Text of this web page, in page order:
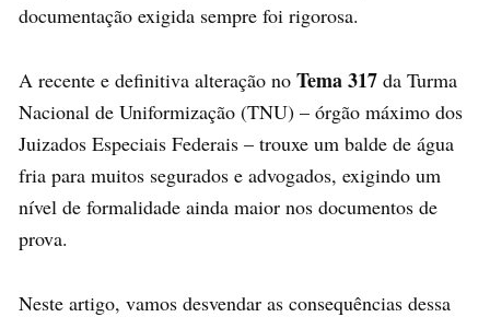
documentação exigida sempre foi rigorosa.
A recente e definitiva alteração no Tema 317 da Turma
Nacional de Uniformização (TNU) – órgão máximo dos
Juizados Especiais Federais – trouxe um balde de água
fria para muitos segurados e advogados, exigindo um
nível de formalidade ainda maior nos documentos de
prova.
Neste artigo, vamos desvendar as consequências dessa